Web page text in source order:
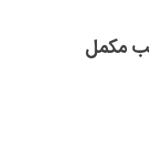
مکمل